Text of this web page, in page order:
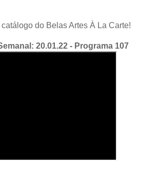
do Belas Artes À La Carte!
20.01.22 - Programa 107